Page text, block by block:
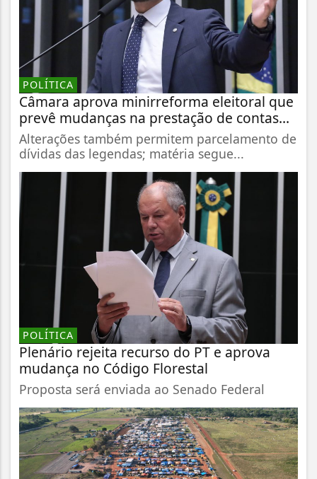
POLÍTICA
Câmara aprova minirreforma eleitoral que
prevê mudanças na prestação de contas...
Alterações também permitem parcelamento de
dívidas das legendas; matéria segue...
POLÍTICA
Plenário rejeita recurso do PT e aprova
mudança no Código Florestal
Proposta será enviada ao Senado Federal